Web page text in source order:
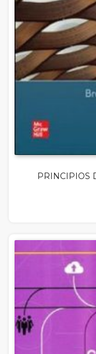
PRINCIPIOS